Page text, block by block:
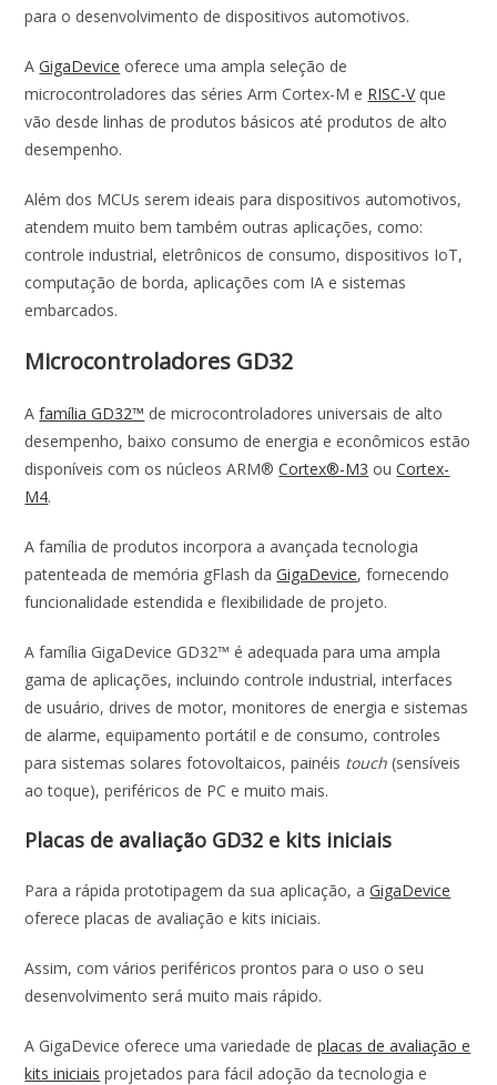
para o desenvolvimento de dispositivos automotivos.
AGigaDevice oferece uma ampla seleção de
microcontroladores das séries Arm Cortex-M e RISC-Vque
vão desde linhas de produtos básicos até produtos de alto
desempenho.
Além dos MCUs serem ideais para dispositivos automotivos,
atendem muito bem também outras aplicações, como:
controle industrial, eletrônicos de consumo, dispositivos IoT,
computação de borda, aplicações com IA e sistemas
embarcados.
Microcontroladores GD32
Afamília GD32™ de microcontroladores universais de alto
desempenho, baixo consumo de energia e econômicos estão
disponíveis com os núcleos ARM®Cortex®-M3 ouCortex-
M4.
A família de produtos incorpora a avançada tecnologia
patenteada de memória gFlash daGigaDevice, fornecendo
funcionalidade estendida e flexibilidade de projeto.
A família GigaDevice GD32™ é adequada para uma ampla
gama de aplicações, incluindo controle industrial, interfaces
de usuário, drives de motor, monitores de energia e sistemas
de alarme, equipamento portátil e de consumo, controles
para sistemas solares fotovoltaicos, painéis touch (sensíveis
ao toque), periféricos de PC e muito mais.
Placas de avaliação GD32 e kits iniciais
Para a rápida prototipagem da sua aplicação, aGigaDevice
oferece placas de avaliação e kits iniciais.
Assim, com vários periféricos prontos para o uso o seu
desenvolvimento será muito mais rápido.
A GigaDevice oferece uma variedade deplacas de avaliação e
kits iniciais projetados para fácil adoção da tecnologia e